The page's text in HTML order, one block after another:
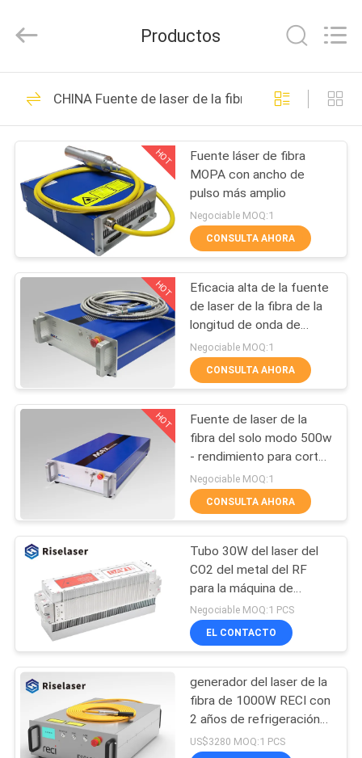
HOGAR
PRODUCTOS
ESPECTÁCULO
DE
REALIDAD
VIRTUAL
SOBRE
NOSOTROS
TOUR
FÁBRICA
CONTROL
DE
CALIDAD
CONTÁCTENOS
SOLICITAR
PRESUPUESTO
Riselaser
Technology
All
Reserved.
Cortadora del laser
de la fibra del metal
131
cortadora industrial
del laser
11
Cortadora del tubo
del laser de la fibra
25
Máquina de la
limpieza del laser
Productos
CHINA Fuente de laser de la fibra
HOT
Fuente láser de fibra
MOPA con ancho de
pulso más amplio
Negociable MOQ:1
CONSULTA AHORA
HOT
Eficacia alta de la fuente
de laser de la fibra de la
longitud de onda de
Continious para
cortar/soldadura
Negociable MOQ:1
CONSULTA AHORA
HOT
Fuente de laser de la
fibra del solo modo 500w
- rendimiento para corte
de metales de la hoja
1000w alto
Negociable MOQ:1
CONSULTA AHORA
Tubo 30W del laser del
CO2 del metal del RF
para la máquina de
grabado de marcado del
laser
Negociable MOQ:1 PCS
EL CONTACTO
generador del laser de la
fibra de 1000W RECI con
2 años de refrigeración
por agua de la garantía
US$3280 MOQ:1 PCS